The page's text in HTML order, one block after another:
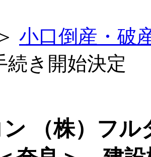
＞ 小口倒産・破
続き開始決定
（株）フ